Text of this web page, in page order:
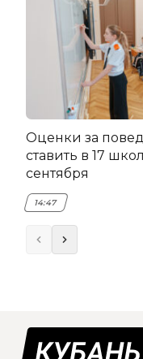
Оценки за
ставить в 17
сентября
14:47